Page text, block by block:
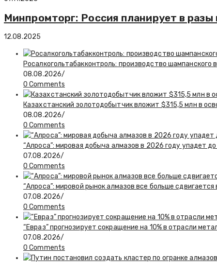
Минпромторг: Россия планирует в
12.08.2025
Росалкогольтабакконтроль: производство шампанского
08.08.2026/
0 Comments
Казахстанский золотодобытчик вложит $315,5 млн в
08.08.2026/
0 Comments
“Алроса”: мировая добыча алмазов в 2026 году упадет
07.08.2026/
0 Comments
“Алроса”: мировой рынок алмазов все больше
07.08.2026/
0 Comments
“Евраз” прогнозирует сокращение на 10% в отрасли
07.08.2026/
0 Comments